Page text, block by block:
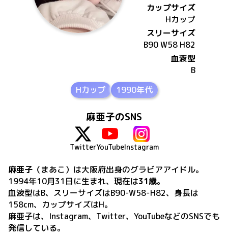
カップサイズ
Hカップ
スリーサイズ
B90 W58 H82
血液型
B
Hカップ
1990年代
麻亜子のSNS
TwitterYouTubeInstagram
麻亜子 （まあこ） は大阪府出身のグラビアアイドル。
1994年10月31日に生まれ、現在は31歳。
血液型はB、スリーサイズはB90-W58-H82、身長は
158cm、カップサイズはH。
麻亜子は、 Instagram、Twitter、YouTubeなどのSNSでも
発信している。